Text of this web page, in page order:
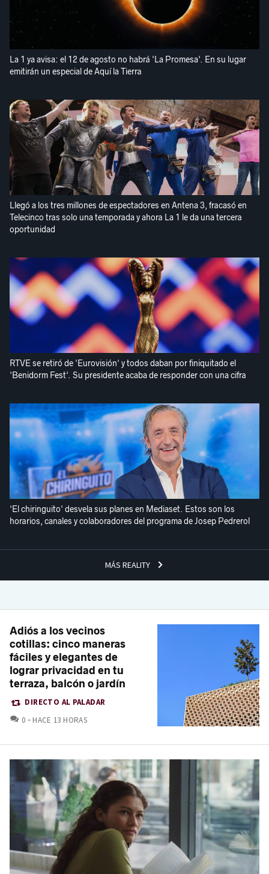
MÁS REALITY
La 1 ya avisa: el 12 de agosto no habrá 'La Promesa'. En su lugar
emitirán un especial de Aquí la Tierra
Llegó a los tres millones de espectadores en Antena 3, fracasó en
Telecinco tras solo una temporada y ahora La 1 le da una tercera
oportunidad
RTVE se retiró de 'Eurovisión' y todos daban por finiquitado el
'Benidorm Fest'. Su presidente acaba de responder con una cifra
'El chiringuito' desvela sus planes en Mediaset. Estos son los
horarios, canales y colaboradores del programa de Josep Pedrerol
Adiós a los vecinos
cotillas: cinco maneras
fáciles y elegantes de
lograr privacidad en tu
terraza, balcón o jardín
DIRECTO AL PALADAR
0 COMENTARIOS
HACE 13 HORAS